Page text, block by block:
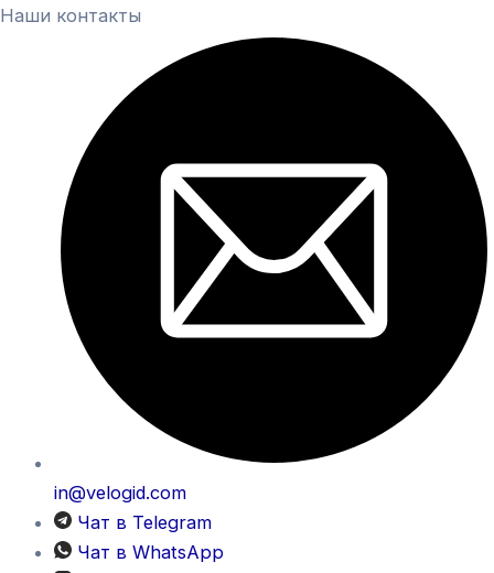
Наши контакты
in@velogid.com
Чат в Telegram
Чат в WhatsApp